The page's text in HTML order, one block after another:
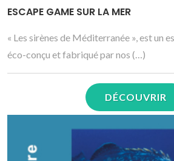
ESCAPE GAME SUR LA MER
« Les sirènes de Méditerranée », est un
éco-conçu et fabriqué par nos (…)
DÉCOUVRIR